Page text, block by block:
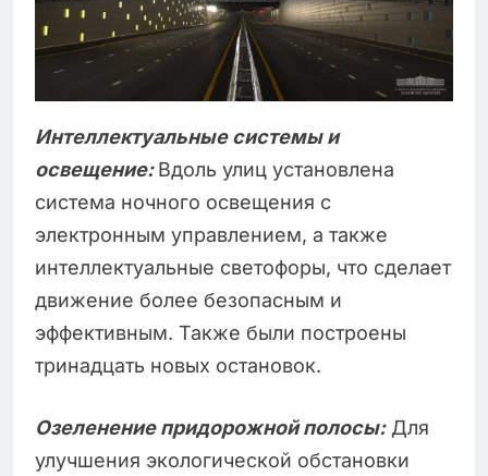
Интеллектуальные системы и
освещение:Вдоль улиц установлена
система ночного освещения с
электронным управлением, а также
интеллектуальные светофоры, что сделает
движение более безопасным и
эффективным. Также были построены
тринадцать новых остановок.
Озеленение придорожной полосы:Для
улучшения экологической обстановки